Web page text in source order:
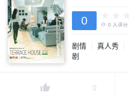
0
剧情 真人秀
剧
0